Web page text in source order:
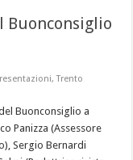
Buonconsiglio
,Trento
Buonconsiglio a
Panizza (Assessore
Sergio Bernardi